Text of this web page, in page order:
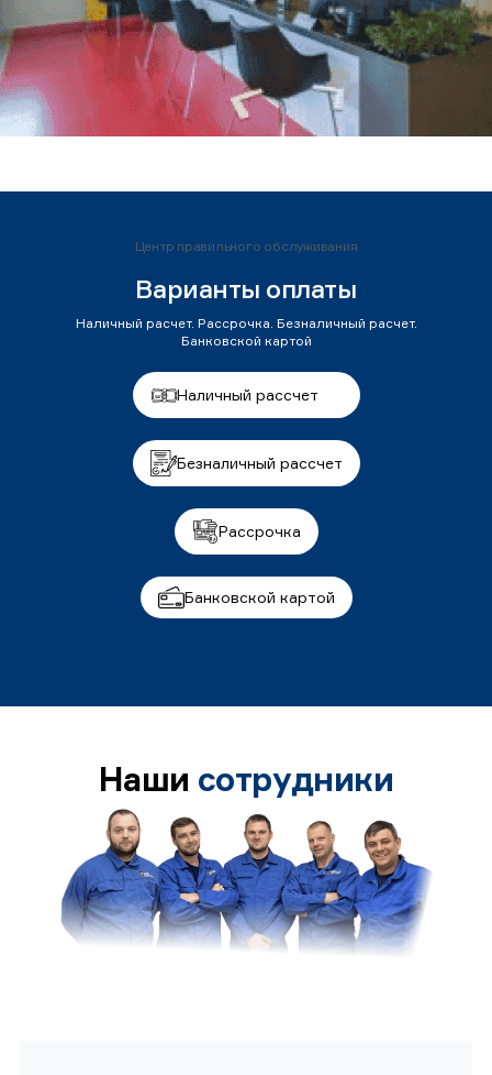
Центр правильного обслуживания
Варианты оплаты
Наличный расчет. Рассрочка. Безналичный расчет.
Банковской картой
Наличный рассчет
Безналичный рассчет
Рассрочка
Банковской картой
Наши сотрудники